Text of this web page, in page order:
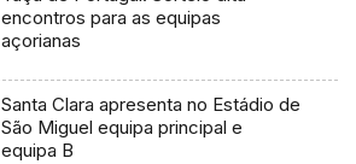
encontros para as equipas
açorianas
Santa Clara apresenta no Estádio de
São Miguel equipa principal e
equipa B